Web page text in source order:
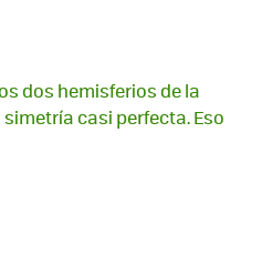
dos hemisferios de la
casi perfecta. Eso